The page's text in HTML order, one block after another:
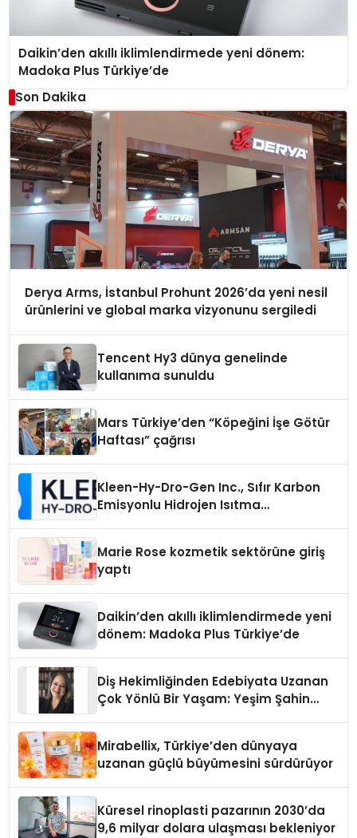
Daikin’den akıllı iklimlendirmede yeni dönem:
Madoka Plus Türkiye’de
Son Dakika
Derya Arms, İstanbul Prohunt 2026’da yeni nesil
ürünlerini ve global marka vizyonunu sergiledi
Tencent Hy3 dünya genelinde
kullanıma sunuldu
Mars Türkiye’den “Köpeğini İşe Götür
Haftası” çağrısı
Kleen-Hy-Dro-Gen Inc., Sıfır Karbon
Emisyonlu Hidrojen Isıtma
Marie Rose kozmetik sektörüne giriş
yaptı
Daikin’den akıllı iklimlendirmede yeni
dönem: Madoka Plus Türkiye’de
Diş Hekimliğinden Edebiyata Uzanan
Çok Yönlü Bir Yaşam: Yeşim Şahin
Mirabellix, Türkiye’den dünyaya
uzanan güçlü büyümesini sürdürüyor
Küresel rinoplasti pazarının 2030’da
9,6 milyar dolara ulaşması bekleniyor